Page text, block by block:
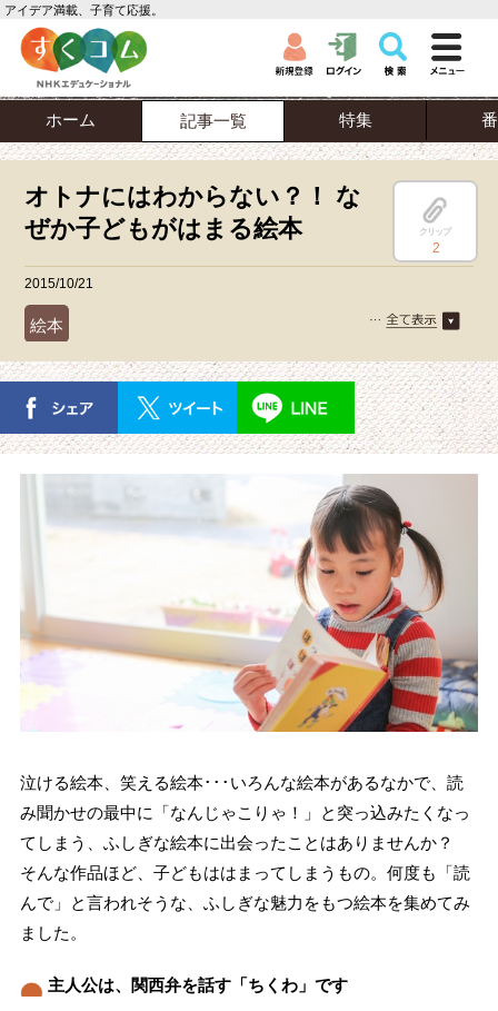
アイデア満載、子育て応援。
ホーム 記事一覧 特集
オトナにはわからない？！ な
ぜか子どもがはまる絵本
クリップ
2
2015/10/21
絵本
泣ける絵本、笑える絵本･･･いろんな絵本があるなかで、読
み聞かせの最中に「なんじゃこりゃ！」と突っ込みたくなっ
てしまう、ふしぎな絵本に出会ったことはありませんか？
そんな作品ほど、子どもははまってしまうもの。何度も「読
んで」と言われそうな、ふしぎな魅力をもつ絵本を集めてみ
ました。
主人公は、関西弁を話す「ちくわ」です